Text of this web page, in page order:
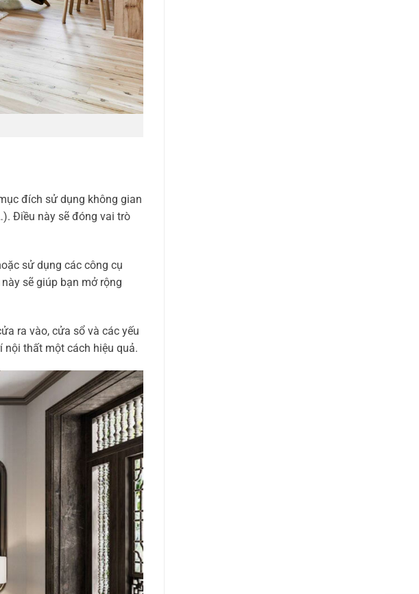
đích sử dụng không gian
Điều này sẽ đóng vai trò
sử dụng các công cụ
sẽ giúp bạn mở rộng
ra vào, cửa sổ và các yếu
nội thất một cách hiệu quả.